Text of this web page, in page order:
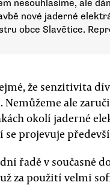
nesouhlasíme, ale
nové jaderné
obce Slavětice.
že senzitivita
Nemůžeme ale
okolí jaderné
se projevuje
řadě v současné
za použití velmi